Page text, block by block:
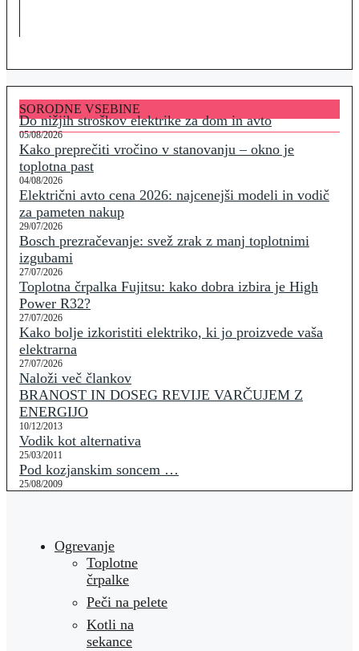
SORODNE VSEBINE
Do nižjih stroškov elektrike za dom in avto
05/08/2026
Kako preprečiti vročino v stanovanju – okno je
toplotna past
04/08/2026
Električni avto cena 2026: najcenejši modeli in vodič
za pameten nakup
29/07/2026
Bosch prezračevanje: svež zrak z manj toplotnimi
izgubami
27/07/2026
Toplotna črpalka Fujitsu: kako dobra izbira je High
Power R32?
27/07/2026
Kako bolje izkoristiti elektriko, ki jo proizvede vaša
elektrarna
27/07/2026
Naloži več člankov
BRANOST IN DOSEG REVIJE VARČUJEM Z
ENERGIJO
10/12/2013
Vodik kot alternativa
25/03/2011
Pod kozjanskim soncem …
25/08/2009
Ogrevanje
Toplotne
črpalke
Peči na pelete
Kotli na
sekance